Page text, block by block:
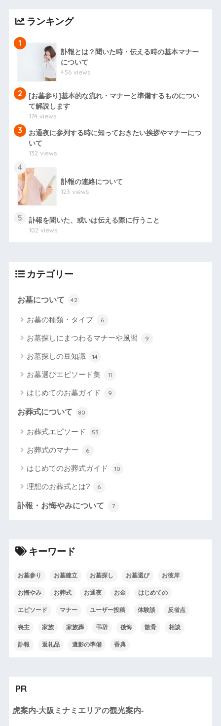
ランキング
1
訃報とは？聞いた時・伝える時の基本マナー
について
456 views
2
[お墓参り]基本的な流れ・マナーと準備するものについ
て解説します
174 views
3
お通夜に参列する時に知っておきたい挨拶やマナーにつ
いて
132 views
4
訃報の連絡について
123 views
5
訃報を聞いた、或いは伝える際に行うこと
102 views
カテゴリー
お墓について 42
お墓の種類・タイプ 6
お墓探しにまつわるマナーや風習 9
お墓探しの豆知識 14
お墓選びエピソード集 11
はじめてのお墓ガイド 9
お葬式について 80
お葬式エピソード 53
お葬式のマナー 6
はじめてのお葬式ガイド 10
理想のお葬式とは? 6
訃報・お悔やみについて 7
キーワード
お墓参り お墓建立 お墓探し お墓選び お彼岸
お悔やみ お葬式 お通夜 お金 はじめての
エピソード マナー ユーザー投稿 体験談 反省点
喪主 家族 家族葬 弔辞 後悔 散骨 相談
訃報 返礼品 遺影の準備 香典
PR
虎案内-大阪ミナミエリアの観光案内-